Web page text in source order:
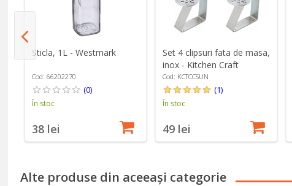
Sticla, 1L - Westmark
Cod: 66202270
(0)
În stoc
38 lei
Set 4 clipsuri fata de masa,
inox - Kitchen Craft
Cod: KCTCCSUN
(1)
În stoc
49 lei
Alte produse din aceeași categorie